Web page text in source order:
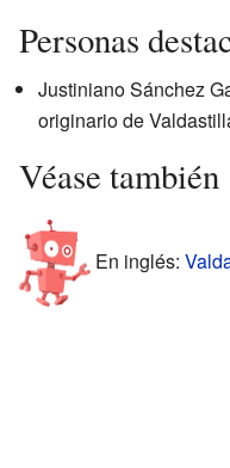
Personas
Justiniano Sánchez
originario de
Véase también
En inglés: